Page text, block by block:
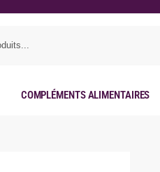
Compléments Alimentaires